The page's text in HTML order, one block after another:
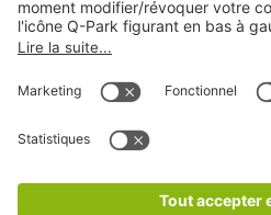
Nos
Nos